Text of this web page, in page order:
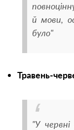
й мови,
було"
Травень-
"У